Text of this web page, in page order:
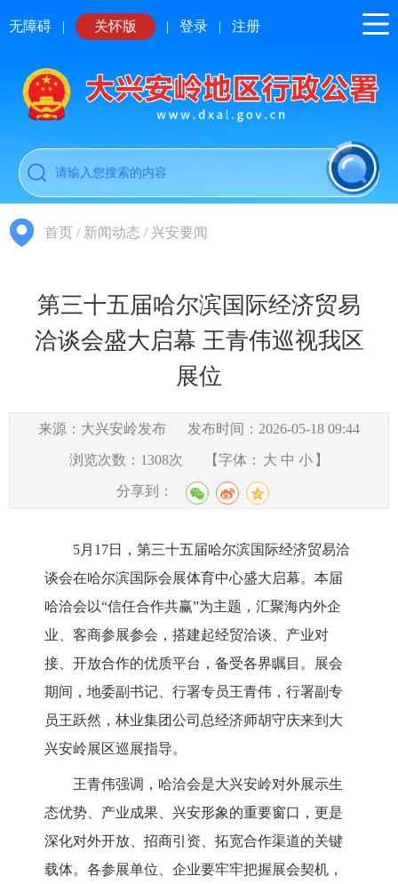
无障碍 | 关怀版 | 登录 | 注册
首页 / 新闻动态 / 兴安要闻
第三十五届哈尔滨国际经济贸易
洽谈会盛大启幕 王青伟巡视我区
展位
来源：大兴安岭发布 发布时间：2026-05-18 09:44
浏览次数： 1308次 【字体： 大 中 小 】
分享到：
5月 17日，第三十五届哈尔滨国际经济贸易洽
谈会在哈尔滨国际会展体育中心盛大启幕。本届
哈洽会 以“信任合作共赢”为主题，汇聚海内外企
业、客商参展参会，搭建起经贸洽谈、产业对
接、开放合作的优质平台，备受各界瞩目。展会
期间，地委副书记、 行署专员王青伟，行署副专
员王跃然，林业集团公司总经济师胡守庆来到大
兴安岭展区巡展指导。
王青伟强调，哈洽会是大兴安岭对外展示生
态优势、产业成果、 兴安形象的重要窗口，更是
深化对外开放、招商引资、拓宽合作渠道的关键
载体。各参展单位、企业要牢牢把握展会契机，